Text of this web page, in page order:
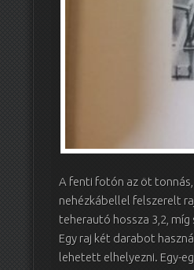
A fenti fotón az öt
nehézkábellel felszerelt
teherautó hossza 3,2,
Egy raj két darabot
lehetett elhelyezni. Egy-